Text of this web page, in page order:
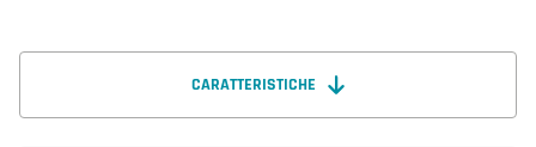
CARATTERISTICHE